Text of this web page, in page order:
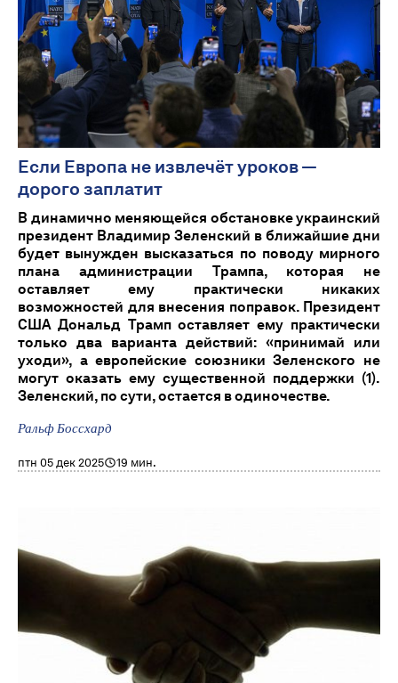
Если Европа не извлечёт уроков —
дорого заплатит
В динамично меняющейся обстановке украинский
президент Владимир Зеленский в ближайшие дни
будет вынужден высказаться по поводу мирного
плана администрации Трампа, которая не
оставляет ему практически никаких
возможностей для внесения поправок. Президент
США Дональд Трамп оставляет ему практически
только два варианта действий: «принимай или
уходи», а европейские союзники Зеленского не
могут оказать ему существенной поддержки (1).
Зеленский, по сути, остается в одиночестве.
Ральф Боссхард
птн 05 дек 2025 19 мин.